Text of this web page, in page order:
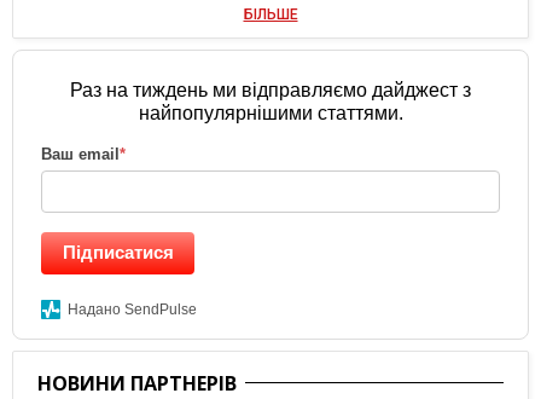
БІЛЬШЕ
Раз на тиждень ми відправляємо дайджест з
найпопулярнішими статтями.
Ваш email *
Підписатися
Надано SendPulse
НОВИНИ ПАРТНЕРІВ